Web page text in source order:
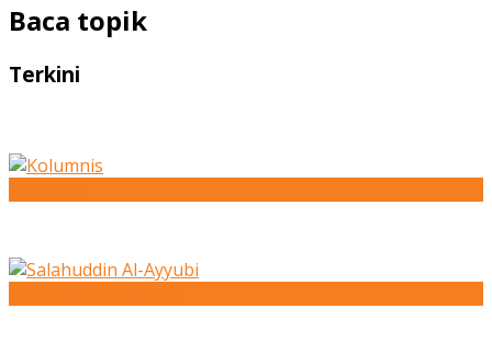
Baca topik
Terkini